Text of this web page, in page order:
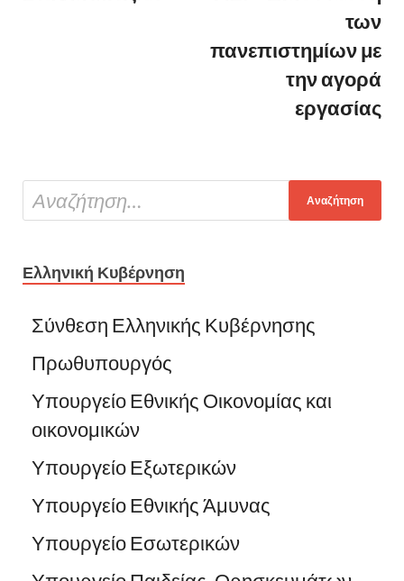
των
πανεπιστημίων με
την αγορά
εργασίας
Ελληνική Κυβέρνηση
Σύνθεση Ελληνικής Κυβέρνησης
Πρωθυπουργός
Υπουργείο Εθνικής Οικονομίας και
οικονομικών
Υπουργείο Εξωτερικών
Υπουργείο Εθνικής Άμυνας
Υπουργείο Εσωτερικών